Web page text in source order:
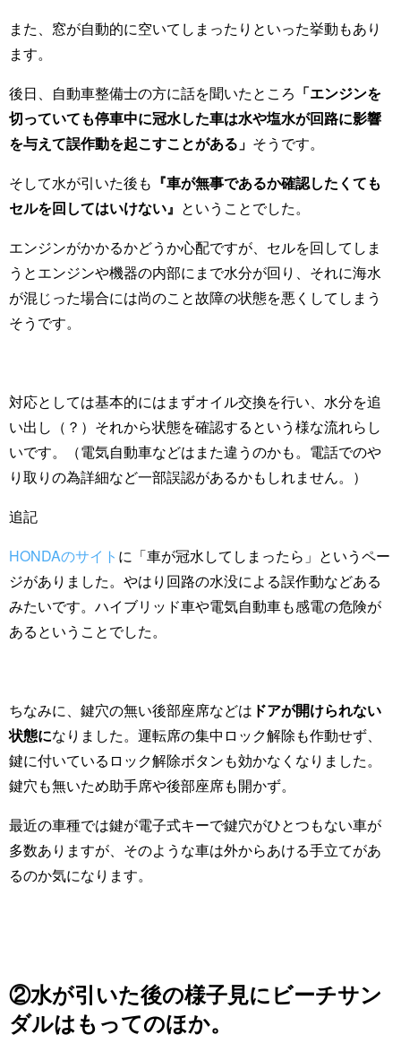
また、窓が自動的に空いてしまったりといった挙動もあり
ます。
後日、自動車整備士の方に話を聞いたところ 「エンジンを
切っていても停車中に冠水した車は水や塩水が回路に影響
を与えて誤作動を起こすことがある」 そうです。
そして水が引いた後も 『車が無事であるか確認したくても
セルを回してはいけない』 ということでした。
エンジンがかかるかどうか心配ですが、セルを回してしま
うとエンジンや機器の内部にまで水分が回り、それに海水
が混じった場合には尚のこと故障の状態を悪くしてしまう
そうです。
対応としては基本的にはまずオイル交換を行い、水分を追
い出し（？）それから状態を確認するという様な流れらし
いです。（電気自動車などはまた違うのかも。電話でのや
り取りの為詳細など一部誤認があるかもしれません。）
追記
HONDAのサイト に「車が冠水してしまったら」というペー
ジがありました。やはり回路の水没による誤作動などある
みたいです。ハイブリッド車や電気自動車も感電の危険が
あるということでした。
ちなみに、鍵穴の無い後部座席などは ドアが開けられない
状態になりました。運転席の集中ロック解除も作動せず、
鍵に付いているロック解除ボタンも効かなくなりました。
鍵穴も無いため助手席や後部座席も開かず。
最近の車種では鍵が電子式キーで鍵穴がひとつもない車が
多数ありますが、そのような車は外からあける手立てがあ
るのか気になります。
②水が引いた後の様子見にビーチサン
ダルはもってのほか。